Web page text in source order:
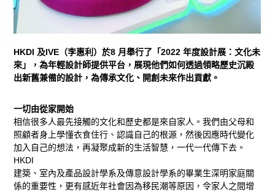
HKDI 及IVE（李惠利）於8 月舉行了「2022 年度設計展：文化未
來」，為年輕設計師提供平台，展現他們如何透過領略歷史沉殿
出新舊兼備的設計，為傳承文化、開創未來作出貢獻。
一切由從家開始
相信很多人最先接觸的文化和歷史都是來自家人。我們由父母和
照顧者身上學懂衣食住行、認識自己的根源，然後因應時代變化
加入自己的想法，再凝聚成新的生活智慧，一代一代傳下去。
HKDI
建築、室內及產品設計學系及傳意設計學系的畢業生深明家庭關
係的重要性，更有感近年社會因為移民潮等原因，令家人之間增